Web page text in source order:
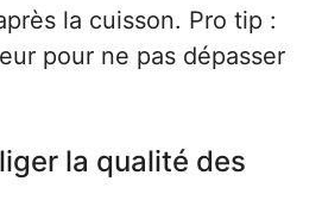
la cuisson. Pro tip :
pour ne pas dépasser
la qualité des